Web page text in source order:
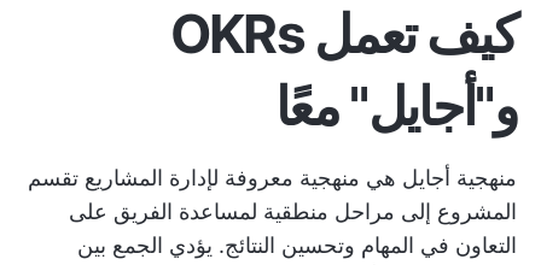
كيف تعمل OKRs
و"أجايل" معًا
منهجية أجايل هي منهجية معروفة لإدارة المشاريع تقسم
المشروع إلى مراحل منطقية لمساعدة الفريق على
التعاون في المهام وتحسين النتائج. يؤدي الجمع بين